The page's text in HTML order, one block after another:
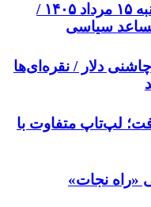
پیش ‌بینی قیمت دلار پنجشنبه ۱۵ مرداد ۱۴۰۵ /
مساعد سیاسی
دلار / نقره‌ای‌ها
لپ‌تاپ متفاوت با
«راه نجات»